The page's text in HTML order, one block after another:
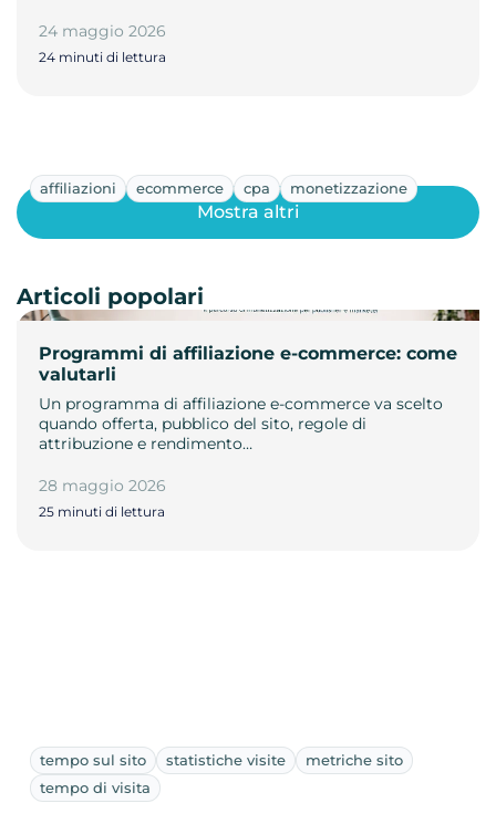
24 maggio 2026
24 minuti di lettura
affiliazioni ecommerce cpa monetizzazione
Programmi di affiliazione e-commerce: come
valutarli
Un programma di affiliazione e-commerce va scelto
quando offerta, pubblico del sito, regole di
attribuzione e rendimento…
28 maggio 2026
25 minuti di lettura
Mostra altri
Articoli popolari
tempo sul sito statistiche visite
metriche sito
tempo di visita